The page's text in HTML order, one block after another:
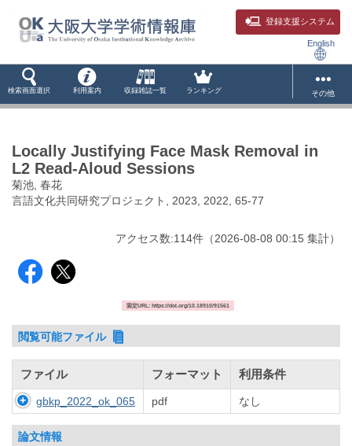
登録支援システム
English
検索画面選択 利用案内 収録雑誌一覧 ランキング その他
Locally Justifying Face Mask Removal in
L2 Read-Aloud Sessions
菊池, 春花
言語文化共同研究プロジェクト, 2023, 2022, 65-77
アクセス数:114件 （2026-08-08 00:15 集計）
固定URL: https://doi.org/10.18910/91561
閲覧可能ファイル
ファイル フォーマット 利用条件
gbkp_2022_ok_065 pdf なし
論文情報